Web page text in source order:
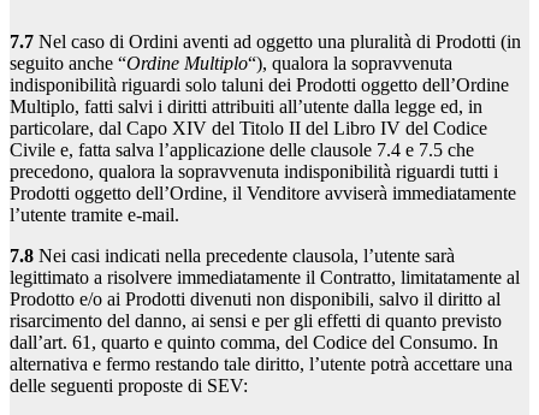
7.7 Nel caso di Ordini aventi ad oggetto una pluralità di Prodotti (in
seguito anche “Ordine Multiplo“), qualora la sopravvenuta
indisponibilità riguardi solo taluni dei Prodotti oggetto dell’Ordine
Multiplo, fatti salvi i diritti attribuiti all’utente dalla legge ed, in
particolare, dal Capo XIV del Titolo II del Libro IV del Codice
Civile e, fatta salva l’applicazione delle clausole 7.4 e 7.5 che
precedono, qualora la sopravvenuta indisponibilità riguardi tutti i
Prodotti oggetto dell’Ordine, il Venditore avviserà immediatamente
l’utente tramite e-mail.
7.8 Nei casi indicati nella precedente clausola, l’utente sarà
legittimato a risolvere immediatamente il Contratto, limitatamente al
Prodotto e/o ai Prodotti divenuti non disponibili, salvo il diritto al
risarcimento del danno, ai sensi e per gli effetti di quanto previsto
dall’art. 61, quarto e quinto comma, del Codice del Consumo. In
alternativa e fermo restando tale diritto, l’utente potrà accettare una
delle seguenti proposte di SEV: